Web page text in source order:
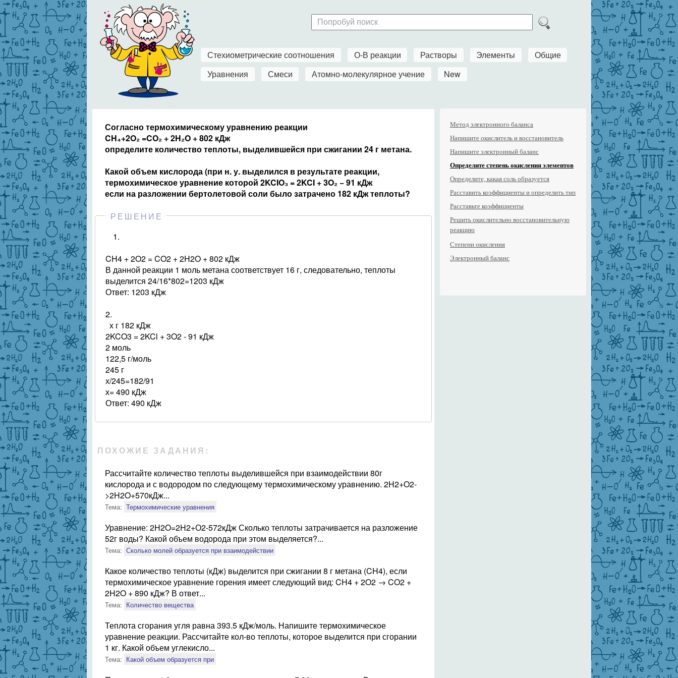
Стехиометрические соотношения О-В реакции Растворы Элементы
Общие
Уравнения
Смеси Атомно-молекулярное учение New
Согласно термохимическому уравнению реакции
CH₄+2O₂ =CO₂ + 2H₂O + 802 кДж
определите количество теплоты, выделившейся при сжигании 24 г метана.
Какой объем кислорода (при н. у. выделился в результате реакции,
термохимическое уравнение которой 2KCIO₃ = 2KCI + 3O₂ − 91 кДж
если на разложении бертолетовой соли было затрачено 182 кДж теплоты?
РЕШЕНИЕ
1.
CH4 + 2O2 = CO2 + 2H2O + 802 кДж
В данной реакции 1 моль метана соответствует 16 г, следовательно, теплоты
выделится 24/16*802=1203 кДж
Ответ: 1203 кДж
2.
х г 182 кДж
2KCO3 = 2KCl + 3O2 - 91 кДж
2 моль
122,5 г/моль
245 г
х/245=182/91
х= 490 кДж
Ответ: 490 кДж
ПОХОЖИЕ ЗАДАНИЯ:
Рассчитайте количество теплоты выделившейся при взаимодействии 80г
кислорода и с водородом по следующему термохимическому уравнению. 2H2+O2-
>2H2O+570кДж...
Тема: Термохимические уравнения
Уравнение: 2H2O=2H2+О2-572кДж Сколько теплоты затрачивается на разложение
52г воды? Какой объем водорода при этом выделяется?...
Тема: Сколько молей образуется при взаимодействии
Какое количество теплоты (кДж) выделится при сжигании 8 г метана (CH4), если
термохимическое уравнение горения имеет следующий вид: CH4 + 2O2 → CO2 +
2H2O + 890 кДж? В ответ...
Тема: Количество вещества
Теплота сгорания угля равна 393.5 кДж/моль. Напишите термохимическое
уравнение реакции. Рассчитайте кол-во теплоты, которое выделится при сгорании
1 кг. Какой объем углекисло...
Тема: Какой объем образуется при
Метод электронного баланса
Напишите окислитель и восстановитель
Напишите электронный баланс
Определите степень окисления элементов
Определите, какая соль образуется
Расставить коэффициенты и определить тип
Расставьте коэффициенты
Решить окислительно восстановительную
реакцию
Степени окисления
Электронный баланс